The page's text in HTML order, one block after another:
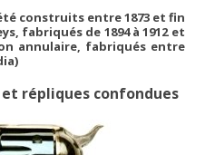
construits entre 1873 et fin
fabriqués de 1894 à 1912 et
annulaire, fabriqués entre
répliques confondues